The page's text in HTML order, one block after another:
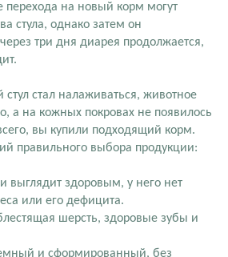
перехода на новый корм могут
стула, однако затем он
три дня диарея продолжается,
стул стал налаживаться, животное
а на кожных покровах не появилось
вы купили подходящий корм.
правильного выбора продукции:
выглядит здоровым, у него нет
или его дефицита.
шерсть, здоровые зубы и
и сформированный, без